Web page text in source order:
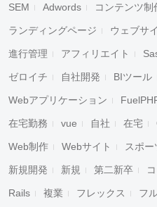
SEM Adwords コンテンツ制
ランディングページ ウェブサ
進行管理 アフィリエイト
ゼロイチ 自社開発 BIツール
Webアプリケーション
在宅勤務 vue 自社 在宅
Web制作 Webサイト スポー
新規開発 新規 第二新卒
Rails 複業 フレックス フ